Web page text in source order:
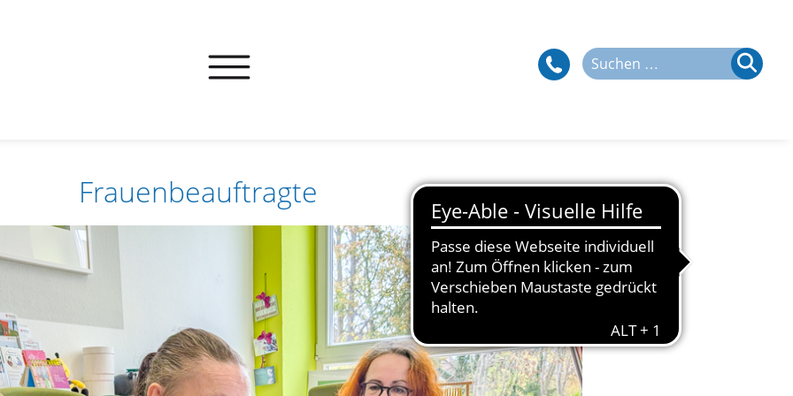
Suchen
nach:
Frauenbeauftragte